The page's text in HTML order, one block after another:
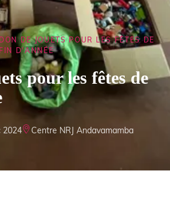
DON DE JOUETS POUR LES FÊTES DE
FIN D'ANNÉE
pour les fêtes de
2024 Centre NRJ Andavamamba